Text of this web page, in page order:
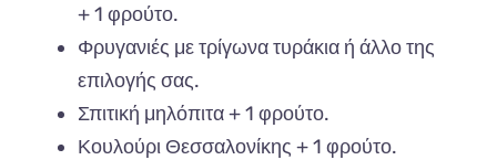
+ 1 φρούτο.
Φρυγανιές με τρίγωνα τυράκια ή άλλο της
επιλογής σας.
Σπιτική μηλόπιτα + 1 φρούτο.
Κουλούρι Θεσσαλονίκης + 1 φρούτο.